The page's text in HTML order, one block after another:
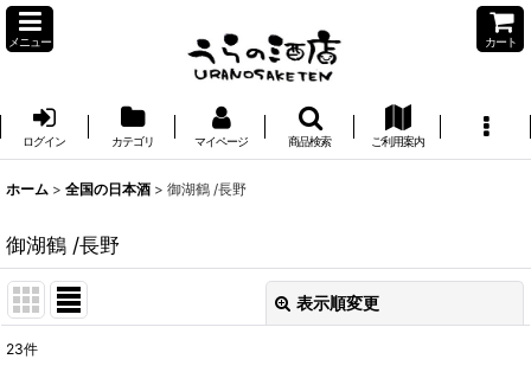
メニュー カート
ログイン カテゴリ マイページ 商品検索 ご利用案内
ホーム > 全国の日本酒 > 御湖鶴 /長野
御湖鶴 /長野
表示順変更
23件